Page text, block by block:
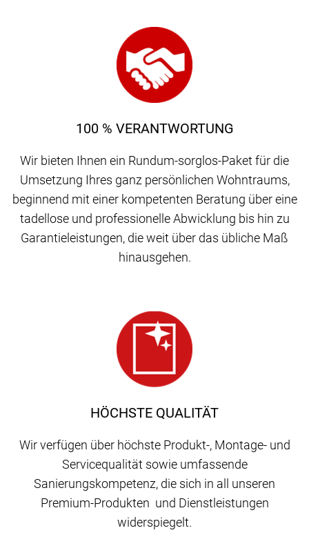
HÖCHSTE QUALITÄT
Wir verfügen über höchste Produkt-, Montage- und
Servicequalität sowie umfassende
Sanierungskompetenz, die sich in all unseren
Premium-Produkten und Dienstleistungen
widerspiegelt.
100 % VERANTWORTUNG
Wir bieten Ihnen ein Rundum-sorglos-Paket für die
Umsetzung Ihres ganz persönlichen Wohntraums,
beginnend mit einer kompetenten Beratung über eine
tadellose und professionelle Abwicklung bis hin zu
Garantieleistungen, die weit über das übliche Maß
hinausgehen.